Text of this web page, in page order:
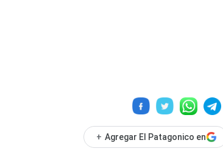
+ Agregar El Patagonico en